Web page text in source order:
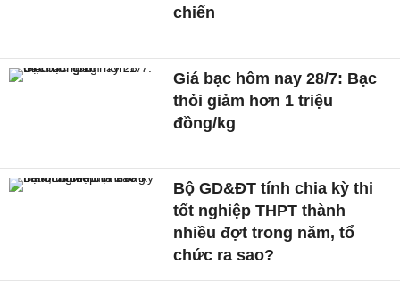
chiến
Giá bạc hôm nay 28/7: Bạc
thỏi giảm hơn 1 triệu
đồng/kg
Bộ GD&ĐT tính chia kỳ thi
tốt nghiệp THPT thành
nhiều đợt trong năm, tổ
chức ra sao?